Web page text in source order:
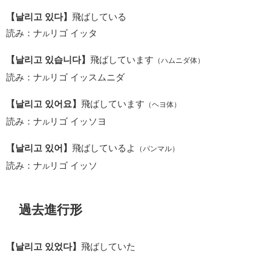
【날리고 있다】 飛ばしている
読み：ナ ル リゴ イッタ
【날리고 있습니다】 飛ばしています （ハムニダ体）
読み：ナ ル リゴ イッスムニダ
【날리고 있어요】 飛ばしています （ヘヨ体）
読み：ナ ル リゴ イッソヨ
【날리고 있어】 飛ばしているよ （パンマル）
読み：ナ ル リゴ イッソ
過去進行形
【날리고 있었다】 飛ばしていた